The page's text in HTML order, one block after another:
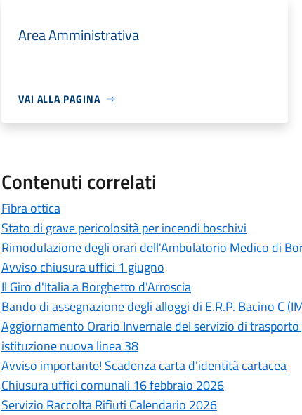
Area Amministrativa
VAI ALLA PAGINA
Contenuti correlati
Fibra ottica
Stato di grave pericolosità per incendi boschivi
Rimodulazione degli orari dell'Ambulatorio Medico di
Avviso chiusura uffici 1 giugno
Il Giro d'Italia a Borghetto d'Arroscia
Bando di assegnazione degli alloggi di E.R.P. Bacino C
Aggiornamento Orario Invernale del servizio di trasporto
istituzione nuova linea 38
Avviso importante! Scadenza carta d'identità cartacea
Chiusura uffici comunali 16 febbraio 2026
Servizio Raccolta Rifiuti Calendario 2026